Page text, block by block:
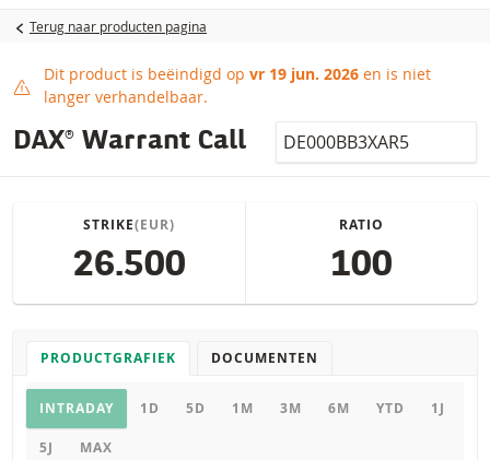
Terug naar producten pagina
Dit product is beëindigd
Dit product is beëindigd op vr 19 jun. 2026 en is niet
langer verhandelbaar.
DAX® Warrant Call Isin
STRIKE(EUR)
26.500
RATIO
100
PRODUCTGRAFIEK DOCUMENTEN
Productgrafiek
INTRADAY 1D 5D 1M 3M 6M YTD 1J
5J MAX